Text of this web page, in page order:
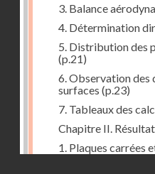
3. Balance
4. Détermination
5. Distribution des
(p.21)
6. Observation des
surfaces (p.23)
7. Tableaux des
Chapitre II.
1. Plaques carrées